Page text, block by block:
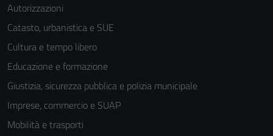
Autorizzazioni
Catasto, urbanistica e SUE
Cultura e tempo libero
Educazione e formazione
Giustizia, sicurezza pubblica e polizia municipale
Imprese, commercio e SUAP
Mobilità e trasporti
disabilitati.